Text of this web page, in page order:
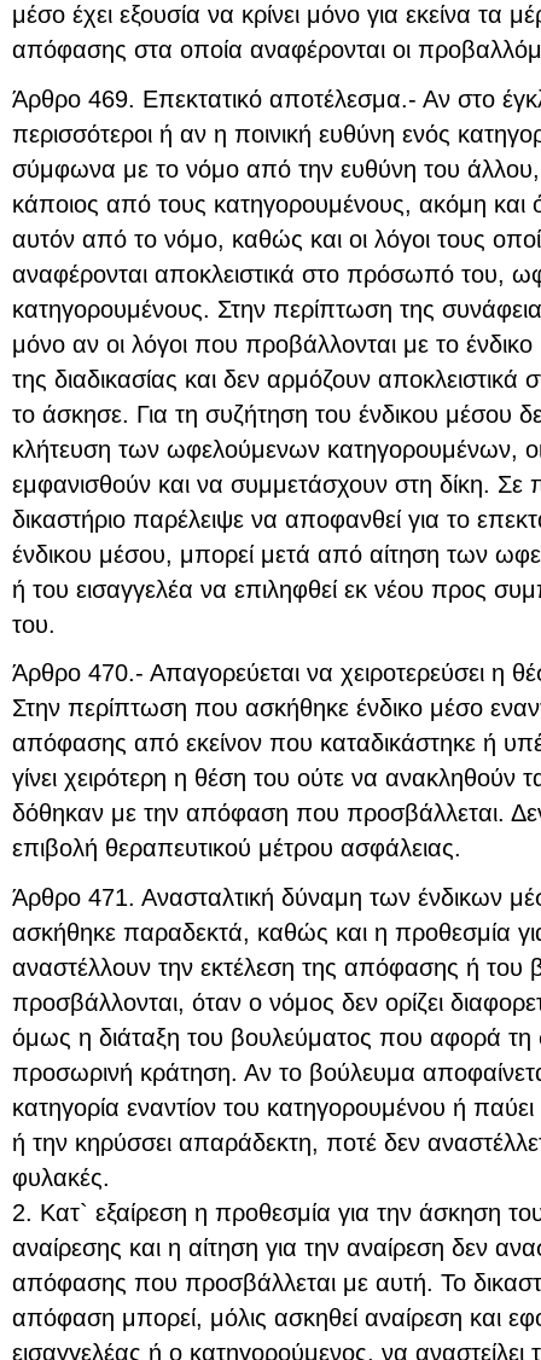
μέσο έχει εξουσία να κρίνει μόνο για εκείνα τα
απόφασης στα οποία αναφέρονται οι
Άρθρο 469. Επεκτατικό αποτέλεσμα.- Αν στο
περισσότεροι ή αν η ποινική ευθύνη ενός
σύμφωνα με το νόμο από την ευθύνη του άλλου,
κάποιος από τους κατηγορουμένους, ακόμη και
αυτόν από το νόμο, καθώς και οι λόγοι τους
αναφέρονται αποκλειστικά στο πρόσωπό του,
κατηγορουμένους. Στην περίπτωση της
μόνο αν οι λόγοι που προβάλλονται με το
της διαδικασίας και δεν αρμόζουν
το άσκησε. Για τη συζήτηση του ένδικου μέσου
κλήτευση των ωφελούμενων κατηγορουμένων,
εμφανισθούν και να συμμετάσχουν στη δίκη. Σε
δικαστήριο παρέλειψε να αποφανθεί για το
ένδικου μέσου, μπορεί μετά από αίτηση των
ή του εισαγγελέα να επιληφθεί εκ νέου προς
του.
Άρθρο 470.- Απαγορεύεται να χειροτερεύσει η
Στην περίπτωση που ασκήθηκε ένδικο μέσο
απόφασης από εκείνον που καταδικάστηκε ή
γίνει χειρότερη η θέση του ούτε να ανακληθούν
δόθηκαν με την απόφαση που προσβάλλεται.
επιβολή θεραπευτικού μέτρου ασφάλειας.
Άρθρο 471. Ανασταλτική δύναμη των ένδικων
ασκήθηκε παραδεκτά, καθώς και η προθεσμία
αναστέλλουν την εκτέλεση της απόφασης ή του
προσβάλλονται, όταν ο νόμος δεν ορίζει
όμως η διάταξη του βουλεύματος που αφορά τη
προσωρινή κράτηση. Αν το βούλευμα
κατηγορία εναντίον του κατηγορουμένου ή παύει
ή την κηρύσσει απαράδεκτη, ποτέ δεν
φυλακές.
2. Κατ` εξαίρεση η προθεσμία για την άσκηση
αναίρεσης και η αίτηση για την αναίρεση δεν
απόφασης που προσβάλλεται με αυτή. Το
απόφαση μπορεί, μόλις ασκηθεί αναίρεση και
εισαγγελέας ή ο κατηγορούμενος, να αναστείλει